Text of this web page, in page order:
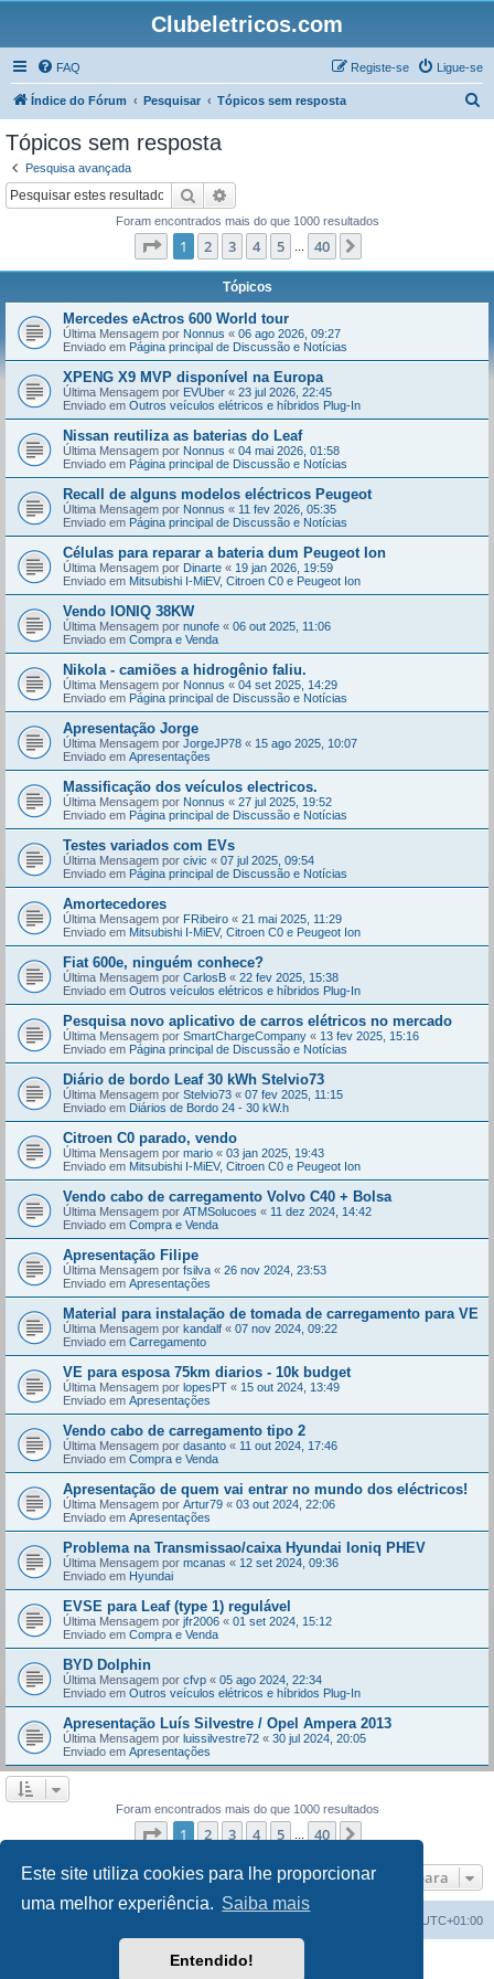
Este site utiliza cookies para lhe proporcionar
uma melhor experiência. Saiba mais
Entendido!
Clubeletricos.com
FAQ Ligue-se
Registe-se
Índice do Fórum Pesquisar Tópicos sem resposta
Tópicos sem resposta
Pesquisa avançada
Pesquisar
Foram encontrados mais do que 1000 resultados
Página de 40
1 2 3 4 5 40
Tópicos
Mercedes eActros 600 World tour
Última Mensagem por Nonnus « 06 ago 2026, 09:27
Enviado em Página principal de Discussão e Notícias
XPENG X9 MVP disponível na Europa
Última Mensagem por EVUber « 23 jul 2026, 22:45
Enviado em Outros veículos elétricos e híbridos Plug-In
Nissan reutiliza as baterias do Leaf
Última Mensagem por Nonnus « 04 mai 2026, 01:58
Enviado em Página principal de Discussão e Notícias
Recall de alguns modelos eléctricos Peugeot
Última Mensagem por Nonnus « 11 fev 2026, 05:35
Enviado em Página principal de Discussão e Notícias
Células para reparar a bateria dum Peugeot Ion
Última Mensagem por Dinarte « 19 jan 2026, 19:59
Enviado em Mitsubishi I-MiEV, Citroen C0 e Peugeot Ion
Vendo IONIQ 38KW
Última Mensagem por nunofe « 06 out 2025, 11:06
Enviado em Compra e Venda
Nikola - camiões a hidrogênio faliu.
Última Mensagem por Nonnus « 04 set 2025, 14:29
Enviado em Página principal de Discussão e Notícias
Apresentação Jorge
Última Mensagem por JorgeJP78 « 15 ago 2025, 10:07
Enviado em Apresentações
Massificação dos veículos electricos.
Última Mensagem por Nonnus « 27 jul 2025, 19:52
Enviado em Página principal de Discussão e Notícias
Testes variados com EVs
Última Mensagem por civic « 07 jul 2025, 09:54
Enviado em Página principal de Discussão e Notícias
Amortecedores
Última Mensagem por FRibeiro « 21 mai 2025, 11:29
Enviado em Mitsubishi I-MiEV, Citroen C0 e Peugeot Ion
Fiat 600e, ninguém conhece?
Última Mensagem por CarlosB « 22 fev 2025, 15:38
Enviado em Outros veículos elétricos e híbridos Plug-In
Pesquisa novo aplicativo de carros elétricos no mercado
Última Mensagem por SmartChargeCompany « 13 fev 2025, 15:16
Enviado em Página principal de Discussão e Notícias
Diário de bordo Leaf 30 kWh Stelvio73
Última Mensagem por Stelvio73 « 07 fev 2025, 11:15
Enviado em Diários de Bordo 24 - 30 kW.h
Citroen C0 parado, vendo
Última Mensagem por mario « 03 jan 2025, 19:43
Enviado em Mitsubishi I-MiEV, Citroen C0 e Peugeot Ion
Vendo cabo de carregamento Volvo C40 + Bolsa
Última Mensagem por ATMSolucoes « 11 dez 2024, 14:42
Enviado em Compra e Venda
Apresentação Filipe
Última Mensagem por fsilva « 26 nov 2024, 23:53
Enviado em Apresentações
Material para instalação de tomada de carregamento para VE
Última Mensagem por kandalf « 07 nov 2024, 09:22
Enviado em Carregamento
VE para esposa 75km diarios - 10k budget
Última Mensagem por lopesPT « 15 out 2024, 13:49
Enviado em Apresentações
Vendo cabo de carregamento tipo 2
Última Mensagem por dasanto « 11 out 2024, 17:46
Enviado em Compra e Venda
Apresentação de quem vai entrar no mundo dos eléctricos!
Última Mensagem por Artur79 « 03 out 2024, 22:06
Enviado em Apresentações
Problema na Transmissao/caixa Hyundai Ioniq PHEV
Última Mensagem por mcanas « 12 set 2024, 09:36
Enviado em Hyundai
EVSE para Leaf (type 1) regulável
Última Mensagem por jfr2006 « 01 set 2024, 15:12
Enviado em Compra e Venda
BYD Dolphin
Última Mensagem por cfvp « 05 ago 2024, 22:34
Enviado em Outros veículos elétricos e híbridos Plug-In
Apresentação Luís Silvestre / Opel Ampera 2013
Última Mensagem por luissilvestre72 « 30 jul 2024, 20:05
Enviado em Apresentações
Foram encontrados mais do que 1000 resultados
Página de 40
1 2 3 4 5 40
Ir para
UTC+01:00
Desenvolvido porphpBB® Forum Software © phpBB Limited